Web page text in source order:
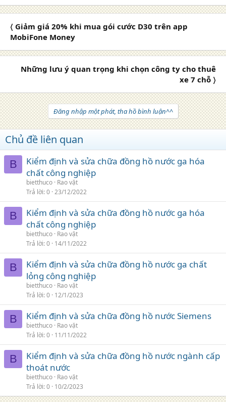
〈 Giảm giá 20% khi mua gói cước D30 trên app
MobiFone Money
Những lưu ý quan trọng khi chọn công ty cho thuê
xe 7 chỗ 〉
Đăng nhập một phát, tha hồ bình luận^^
Chủ đề liên quan
B
Kiểm định và sửa chữa đồng hồ nước ga hóa
chất công nghiệp
bietthuco Rao vặt
Trả lời 0 23/12/2022
B
Kiểm định và sửa chữa đồng hồ nước ga hóa
chất công nghiệp
bietthuco Rao vặt
Trả lời 0 14/11/2022
B
Kiểm định và sửa chữa đồng hồ nước ga chất
lỏng công nghiệp
bietthuco Rao vặt
Trả lời 0 12/1/2023
B Kiểm định và sửa chữa đồng hồ nước Siemens
bietthuco Rao vặt
Trả lời 0 11/11/2022
B
Kiểm định và sửa chữa đồng hồ nước ngành cấp
thoát nước
bietthuco Rao vặt
Trả lời 0 10/2/2023